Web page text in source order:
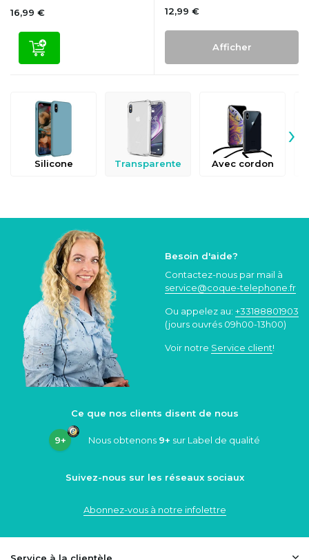
16,99 €
12,99 €
Afficher
Silicone Transparente Avec cordon
›
Besoin d'aide?
Contactez-nous par mail à
service@coque-telephone.fr
Ou appelez au: +33188801903
(jours ouvrés 09h00-13h00)
Voir notre Service client!
Ce que nos clients disent de nous
9+ Nous obtenons 9+ sur Label de qualité
Suivez-nous sur les réseaux sociaux
Abonnez-vous à notre infolettre